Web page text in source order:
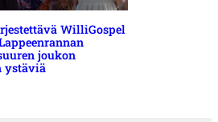
WilliGospel
joukon
ystäviä